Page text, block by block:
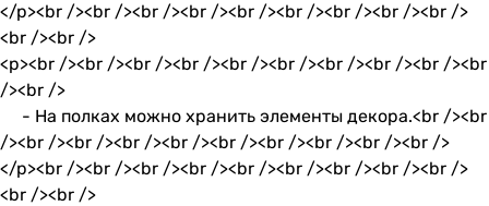
</p><br /><br /><br /><br /><br /><br /><br /><br /><br />
<br /><br />
<p><br /><br /><br /><br /><br /><br /><br /><br /><br /><br
/><br />
- На полках можно хранить элементы декора.<br /><br
/><br /><br /><br /><br /><br /><br /><br /><br /><br />
</p><br /><br /><br /><br /><br /><br /><br /><br /><br />
<br /><br />